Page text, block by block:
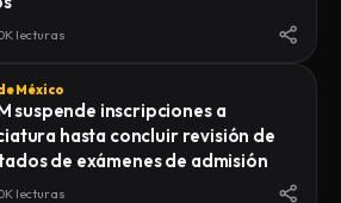
lecturas
México
suspende inscripciones a
hasta concluir revisión de
de exámenes de admisión
lecturas